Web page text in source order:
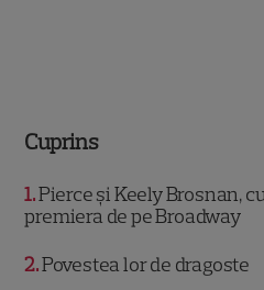
Cuprins
1 Pierce și Keely Brosnan,
premiera de pe Broadway
2 Povestea lor de dragoste